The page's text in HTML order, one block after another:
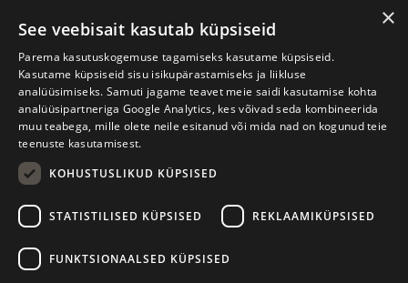
W. Struve 1, Tartu 50091 +372 7427079
×
See veebisait kasutab küpsiseid
Parema kasutuskogemuse tagamiseks kasutame küpsiseid.
Kasutame küpsiseid sisu isikupärastamiseks ja liikluse
analüüsimiseks. Samuti jagame teavet meie saidi kasutamise kohta
analüüsipartneriga Google Analytics, kes võivad seda kombineerida
muu teabega, mille olete neile esitanud või mida nad on kogunud teie
teenuste kasutamisest.
KOHUSTUSLIKUD KÜPSISED
STATISTILISED KÜPSISED REKLAAMIKÜPSISED
FUNKTSIONAALSED KÜPSISED